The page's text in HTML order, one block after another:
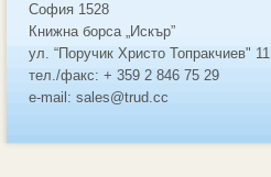
София 1528
Книжна борса „Искър”
ул. “Поручик Христо Топракчиев" 11
тел./факс: + 359 2 846 75 29
e-mail: sales@trud.cc